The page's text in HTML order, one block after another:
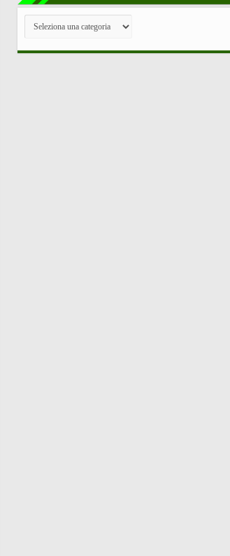
TUTTE
CATEGORIE